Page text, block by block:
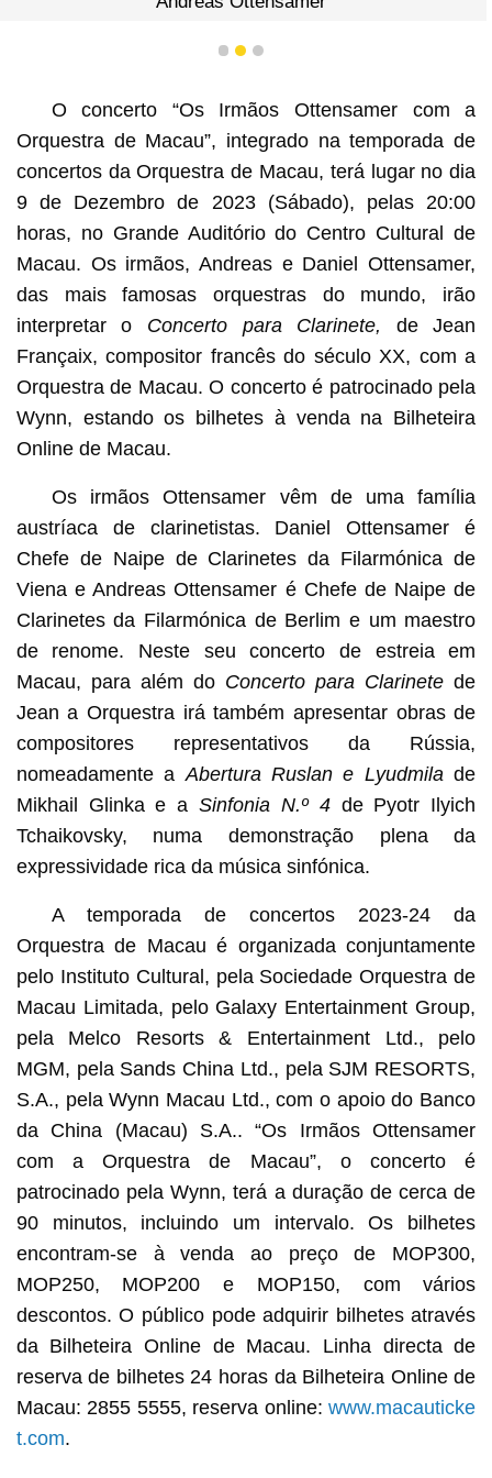
1 2 3
O concerto “Os Irmãos Ottensamer com a
Orquestra de Macau”, integrado na temporada de
concertos da Orquestra de Macau, terá lugar no dia
9 de Dezembro de 2023 (Sábado), pelas 20:00
horas, no Grande Auditório do Centro Cultural de
Macau. Os irmãos, Andreas e Daniel Ottensamer,
das mais famosas orquestras do mundo, irão
interpretar o Concerto para Clarinete,
de Jean
Françaix, compositor francês do século XX, com a
Orquestra de Macau. O concerto é patrocinado pela
Wynn, estando os bilhetes à venda na Bilheteira
Online de Macau.
Os irmãos Ottensamer vêm de uma família
austríaca de clarinetistas. Daniel Ottensamer é
Chefe de Naipe de Clarinetes da Filarmónica de
Viena e Andreas Ottensamer é Chefe de Naipe de
Clarinetes da Filarmónica de Berlim e um maestro
de renome. Neste seu concerto de estreia em
Macau, para além do Concerto para Clarinete de
Jean a Orquestra irá também apresentar obras de
compositores representativos da Rússia,
nomeadamente aAbertura Ruslan e Lyudmilade
Mikhail Glinka e aSinfonia N.º 4de Pyotr Ilyich
Tchaikovsky, numa demonstração plena da
expressividade rica da música sinfónica.
A temporada de concertos 2023-24 da
Orquestra de Macau é organizada conjuntamente
pelo Instituto Cultural, pela Sociedade Orquestra de
Macau Limitada, pelo Galaxy Entertainment Group,
pela Melco Resorts & Entertainment Ltd., pelo
MGM, pela Sands China Ltd., pela SJM RESORTS,
S.A., pela Wynn Macau Ltd., com o apoio do Banco
da China (Macau) S.A.. “Os Irmãos Ottensamer
com a Orquestra de Macau”, o concerto é
patrocinado pela Wynn, terá a duração de cerca de
90 minutos, incluindo um intervalo. Os bilhetes
encontram-se à venda ao preço de MOP300,
MOP250, MOP200 e MOP150, com vários
descontos. O público pode adquirir bilhetes através
da Bilheteira Online de Macau. Linha directa de
reserva de bilhetes 24 horas da Bilheteira Online de
Macau: 2855 5555, reserva online:www.macauticke
t.com.